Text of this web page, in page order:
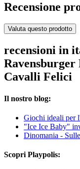
Recensione
Valuta questo prodotto
recensioni in
Cavalli Felici
Il nostro blog:
Giochi ideali per
"Ice Ice Baby"
Dinomania -
Scopri Playpolis: